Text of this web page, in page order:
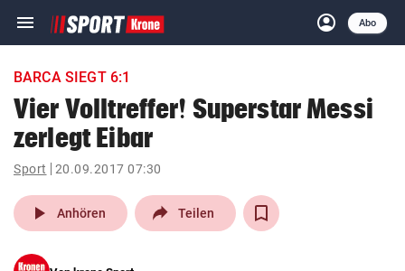
menu Navigation
ein-/ausklappen
account_circle
Anmelden
Abo
close Schließen
account_circle Anmelden
pin_drop
Wien arrow_right
BARCA SIEGT 6:1
Vier Volltreffer! Superstar Messi
zerlegt Eibar
Sport 20.09.2017 07:30
play_arrow Anhören Teilen